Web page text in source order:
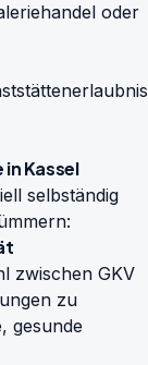
oder
Kassel
selbständig
zwischen GKV
zu
gesunde